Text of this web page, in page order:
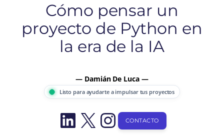
Cómo pensar un
proyecto de Python en
la era de la IA
— Damián De Luca —
Listo para ayudarte a impulsar tus proyectos
LinkedIn
X Instagram
CONTACTO